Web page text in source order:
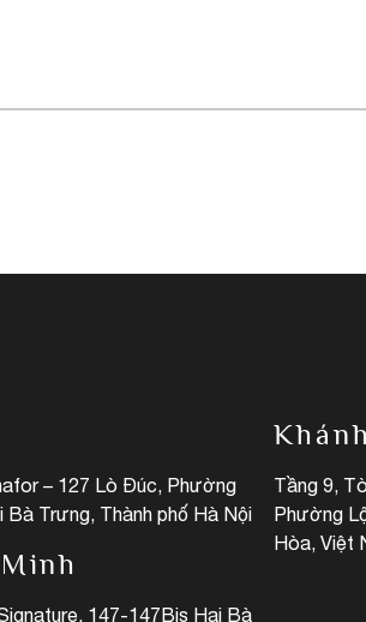
– 127 Lò Đúc, Phường
Bà Trưng, Thành phố Hà Nội
147-147Bis Hai Bà
Tầng 9,
Phường
Hòa, Việt